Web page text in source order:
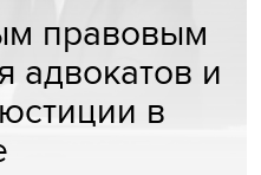
правовым
адвокатов и
в